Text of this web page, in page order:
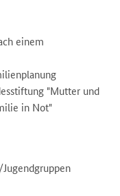
einem
"Mutter und
in Not"